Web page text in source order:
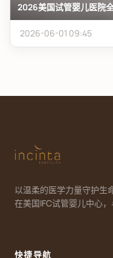
2026美国试管婴儿医院
2026-06-01 09:45
以温柔的医学力量守护生
在美国IFC试管婴儿中心
快捷导航